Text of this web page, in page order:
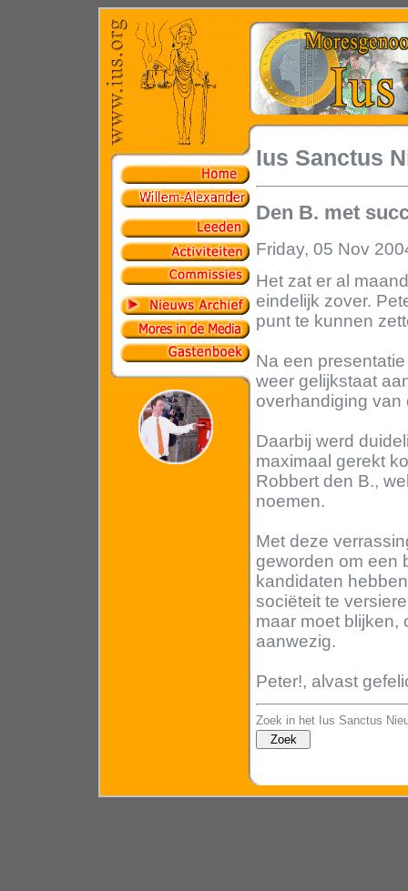
Ius Sanctus
Den B. met
Friday, 05 Nov
Het zat er al
eindelijk zover.
punt te kunnen
Na een
weer gelijkstaat
overhandiging van
Daarbij werd
maximaal gerekt
Robbert den B.,
noemen.
Met deze
geworden om een
kandidaten
sociëteit te
maar moet blijken,
aanwezig.
Peter!, alvast
Zoek in het Ius Sanctus